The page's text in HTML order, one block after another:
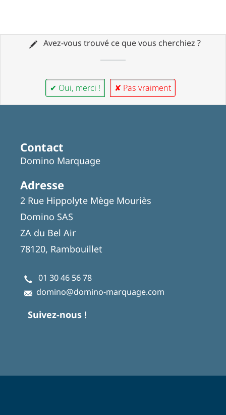
Avez-vous trouvé ce que vous cherchiez ?
✔ Oui, merci ! ✘ Pas vraiment
Contact
Domino Marquage
Adresse
2 Rue Hippolyte Mège Mouriès
Domino SAS
ZA du Bel Air
78120, Rambouillet
01 30 46 56 78
domino@domino-marquage.com
Suivez-nous !